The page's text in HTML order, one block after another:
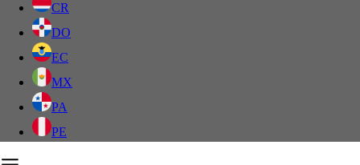
CR
DO
EC
MX
PA
PE